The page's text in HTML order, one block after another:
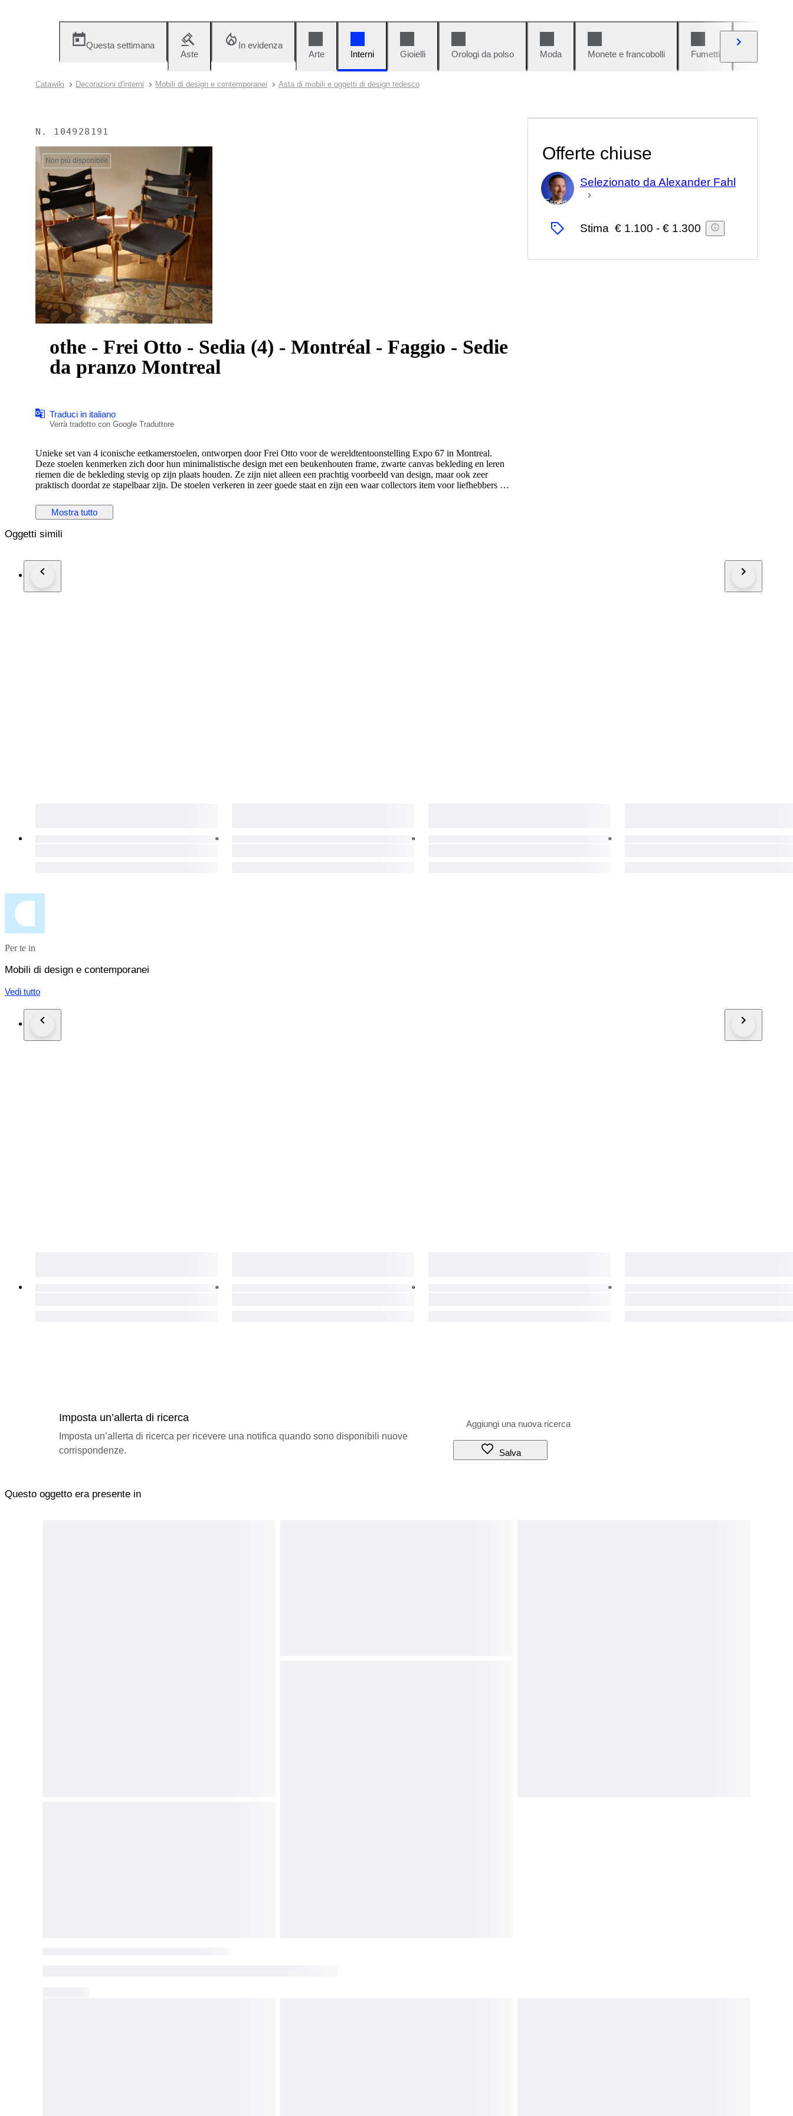
Questa settimana
Aste
In evidenza
Arte
Interni Gioielli Orologi da polso Moda Monete e francobolli Fumetti
Catawiki Decorazioni d'interni Mobili di design e contemporanei Asta di mobili e oggetti di design tedesco
N. 104928191
Non più disponibile
othe - Frei Otto - Sedia (4) - Montréal - Faggio - Sedie
da pranzo Montreal
Traduci in italiano
Verrà tradotto con Google Traduttore
Unieke set van 4 iconische eetkamerstoelen, ontworpen door Frei Otto voor de wereldtentoonstelling Expo 67 in Montreal.
Deze stoelen kenmerken zich door hun minimalistische design met een beukenhouten frame, zwarte canvas bekleding en leren
riemen die de bekleding stevig op zijn plaats houden. Ze zijn niet alleen een prachtig voorbeeld van design, maar ook zeer
praktisch doordat ze stapelbaar zijn. De stoelen verkeren in zeer goede staat en zijn een waar collectors item voor liefhebbers van
Mostra tutto
Offerte chiuse
Esperto
Selezionato da Alexander Fahl
Stima € 1.100 - € 1.300
Oggetti simili
Per te in
Mobili di design e contemporanei
Vedi tutto
Imposta un’allerta di ricerca
Imposta un’allerta di ricerca per ricevere una notifica quando sono disponibili nuove
corrispondenze.
Salva
Questo oggetto era presente in